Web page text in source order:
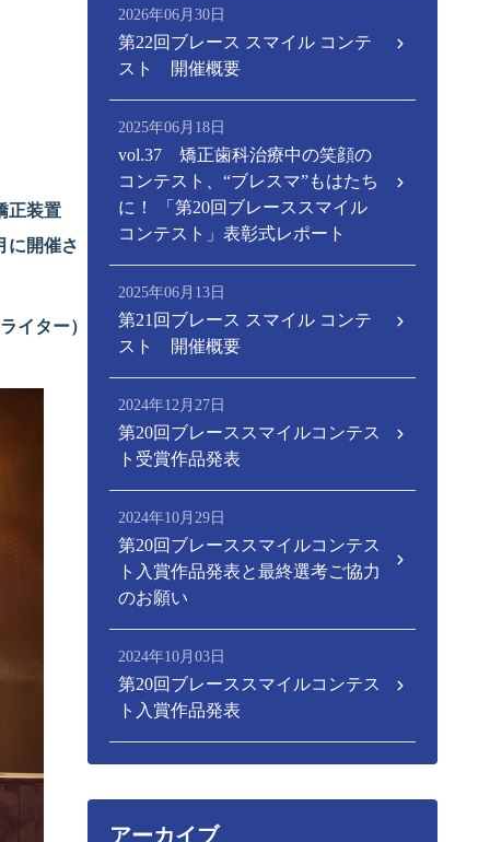
正装置
に開催さ
イター）
2026年06月30日
第22回ブレース スマイル コンテ
スト 開催概要
2025年06月18日
vol.37 矯正歯科治療中の笑顔の
コンテスト、“ブレスマ”もはたち
に！ 「第20回ブレーススマイル
コンテスト」表彰式レポート
2025年06月13日
第21回ブレース スマイル コンテ
スト 開催概要
2024年12月27日
第20回ブレーススマイルコンテス
ト受賞作品発表
2024年10月29日
第20回ブレーススマイルコンテス
ト入賞作品発表と最終選考ご協力
のお願い
2024年10月03日
第20回ブレーススマイルコンテス
ト入賞作品発表
アーカイブ